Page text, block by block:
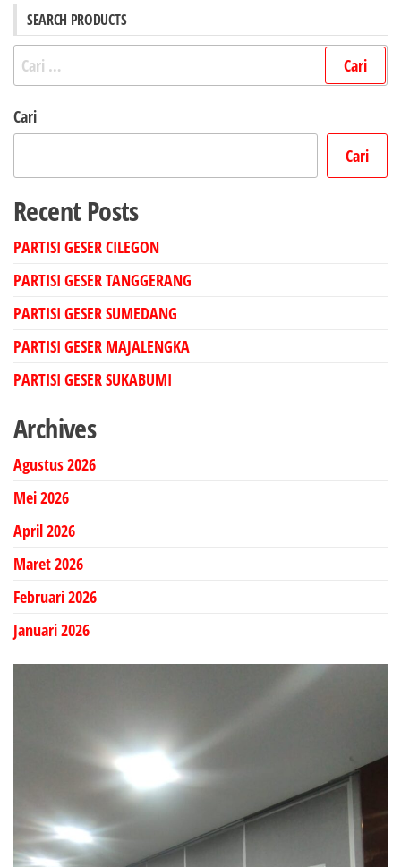
SEARCH PRODUCTS
Cari
untuk:
Cari
Cari
Recent Posts
PARTISI GESER CILEGON
PARTISI GESER TANGGERANG
PARTISI GESER SUMEDANG
PARTISI GESER MAJALENGKA
PARTISI GESER SUKABUMI
Archives
Agustus 2026
Mei 2026
April 2026
Maret 2026
Februari 2026
Januari 2026